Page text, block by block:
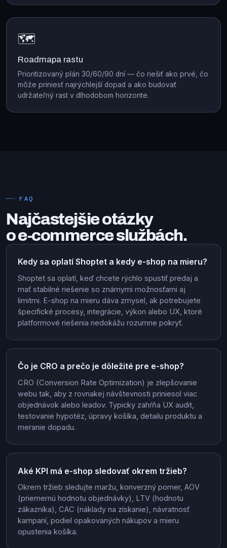
🗺️
Roadmapa rastu
Prioritizovaný plán 30/60/90 dní — čo riešiť ako prvé, čo
môže priniesť najrýchlejší dopad a ako budovať
udržateľný rast v dlhodobom horizonte.
FAQ
Najčastejšie otázky
o e-commerce službách.
Kedy sa oplatí Shoptet a kedy e-shop na mieru?
Shoptet sa oplatí, keď chcete rýchlo spustiť predaj a
mať stabilné riešenie so známymi možnosťami aj
limitmi. E-shop na mieru dáva zmysel, ak potrebujete
špecifické procesy, integrácie, výkon alebo UX, ktoré
platformové riešenia nedokážu rozumne pokryť.
Čo je CRO a prečo je dôležité pre e-shop?
CRO (Conversion Rate Optimization) je zlepšovanie
webu tak, aby z rovnakej návštevnosti priniesol viac
objednávok alebo leadov. Typicky zahŕňa UX audit,
testovanie hypotéz, úpravy košíka, detailu produktu a
meranie dopadu.
Aké KPI má e-shop sledovať okrem tržieb?
Okrem tržieb sledujte maržu, konverzný pomer, AOV
(priemernú hodnotu objednávky), LTV (hodnotu
zákazníka), CAC (náklady na získanie), návratnosť
kampaní, podiel opakovaných nákupov a mieru
opustenia košíka.